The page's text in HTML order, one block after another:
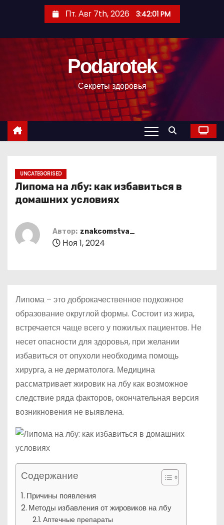
с
Пт. Авг 7th, 2026 3:42:02 PM
Podarotek
Секреты здоровья
UNCATEGORISED
Липома на лбу: как избавиться в
домашних условиях
Автор: znakcomstva_
Ноя 1, 2024
Липома – это доброкачественное подкожное
образование округлой формы. Состоит из жира,
встречается чаще всего у пожилых пациентов. Не
несет опасности для здоровья, при желании
избавиться от опухоли необходима помощь
хирурга, а не дерматолога. Медицина
рассматривает жировик на лбу как возможное
следствие ряда факторов, окончательная версия
возникновения не выявлена.
Содержание
Причины появления
Методы избавления от жировиков на лбу
Аптечные препараты